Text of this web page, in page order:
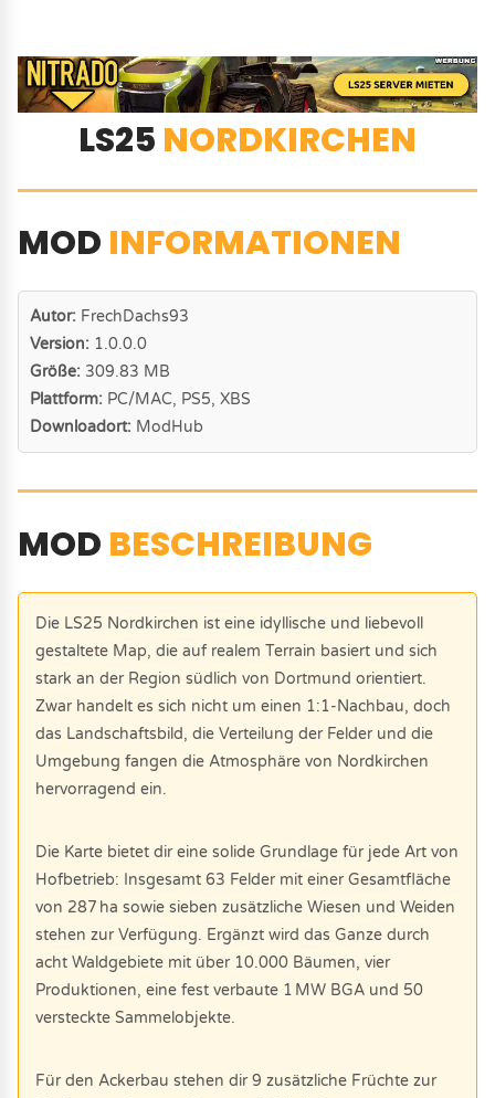
LS25 NORDKIRCHEN
MOD INFORMATIONEN
Autor: FrechDachs93
Version: 1.0.0.0
Größe: 309.83 MB
Plattform: PC/MAC, PS5, XBS
Downloadort: ModHub
MOD BESCHREIBUNG
Die LS25 Nordkirchen ist eine idyllische und liebevoll
gestaltete Map, die auf realem Terrain basiert und sich
stark an der Region südlich von Dortmund orientiert.
Zwar handelt es sich nicht um einen 1:1-Nachbau, doch
das Landschaftsbild, die Verteilung der Felder und die
Umgebung fangen die Atmosphäre von Nordkirchen
hervorragend ein.
Die Karte bietet dir eine solide Grundlage für jede Art von
Hofbetrieb: Insgesamt 63 Felder mit einer Gesamtfläche
von 287 ha sowie sieben zusätzliche Wiesen und Weiden
stehen zur Verfügung. Ergänzt wird das Ganze durch
acht Waldgebiete mit über 10.000 Bäumen, vier
Produktionen, eine fest verbaute 1 MW BGA und 50
versteckte Sammelobjekte.
Für den Ackerbau stehen dir 9 zusätzliche Früchte zur